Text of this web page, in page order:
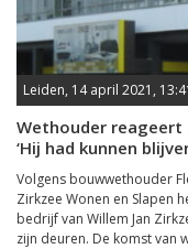
Leiden, 14 april 2021,
Wethouder
‘Hij had kunnen
Volgens bouwwethouder
Zirkzee Wonen en Slapen
bedrijf van Willem Jan
zijn deuren. De komst van